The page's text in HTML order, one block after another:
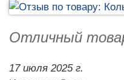
Отличный
17 июля 2025 г.